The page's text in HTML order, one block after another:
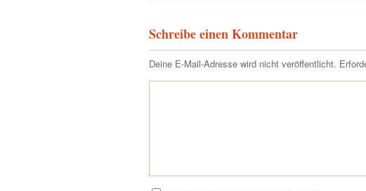
Schreibe einen Kommentar
Deine E-Mail-Adresse wird nicht veröffentlicht.